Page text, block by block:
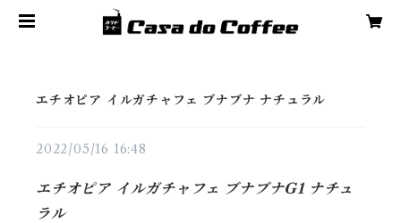
エチオピア イルガチャフェ ブナブナ ナチュラル
2022/05/16 16:48
エチオピア イルガチャフェ ブナブナG1 ナチュ
ラル